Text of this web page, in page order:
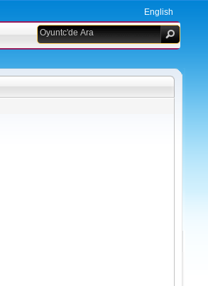
English